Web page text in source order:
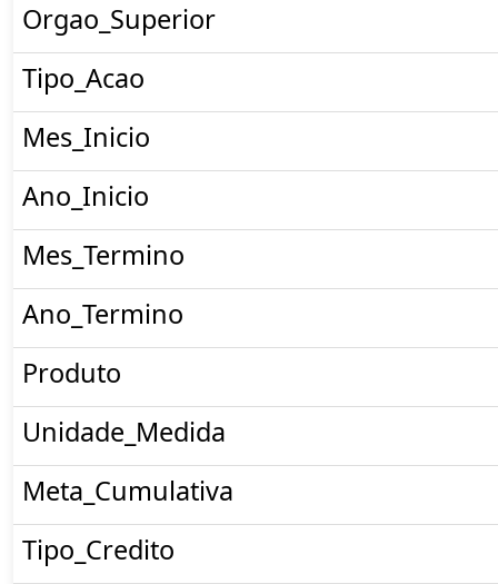
Orgao_Superior
Tipo_Acao
Mes_Inicio
Ano_Inicio
Mes_Termino
Ano_Termino
Produto
Unidade_Medida
Meta_Cumulativa
Tipo_Credito